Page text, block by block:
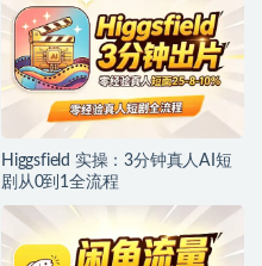
Higgsfield 实操：3分钟真人AI短
剧从0到1全流程